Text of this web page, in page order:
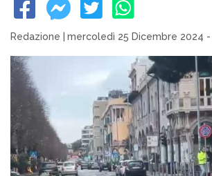
Redazione mercoledì 25 Dicembre 2024 -